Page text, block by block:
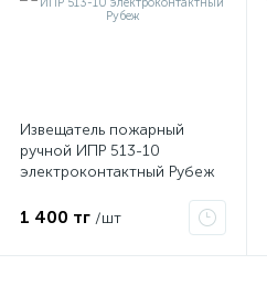
Извещатель пожарный
ручной ИПР 513-10
электроконтактный Рубеж
1 400 тг /шт